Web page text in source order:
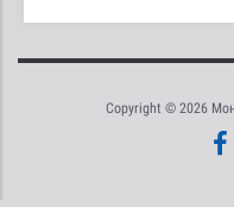
Copyright © 2026